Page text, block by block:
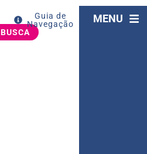
BUSCA
Guia de
Navegação
MENU